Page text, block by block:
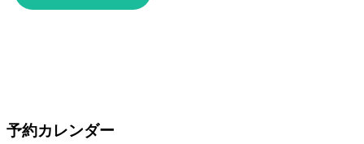
予約カレンダー